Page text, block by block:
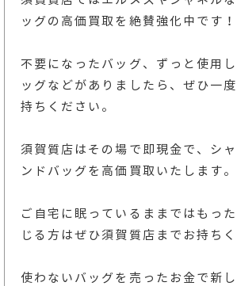
ッグの高価買取を絶賛強化中です！
不要になったバッグ、ずっと使用
ッグなどがありましたら、ぜひ一
持ちください。
須賀質店はその場で即現金で、シ
ンドバッグを高価買取いたします。
ご自宅に眠っているままではもっ
じる方はぜひ須賀質店までお持ちく
使わないバッグを売ったお金で新